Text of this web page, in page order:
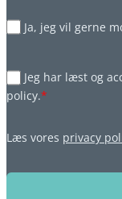
Ja, jeg vil gerne
Jeg har læst og
policy.*
Læs vores privacy